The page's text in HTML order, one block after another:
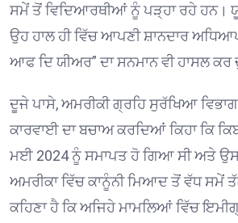
ਸਮੇਂ ਤੋਂ ਵਿਦਿਆਰਥੀਆਂ ਨੂੰ ਪੜ੍ਹਾ ਰਹੇ ਹਨ।
ਉਹ ਹਾਲ ਹੀ ਵਿੱਚ ਆਪਣੀ ਸ਼ਾਨਦਾਰ
ਆਫ ਦਿ ਯੀਅਰ” ਦਾ ਸਨਮਾਨ ਵੀ ਹਾਸਲ ਕਰ
ਦੂਜੇ ਪਾਸੇ, ਅਮਰੀਕੀ ਗ੍ਰਹਿ ਸੁਰੱਖਿਆ
ਕਾਰਵਾਈ ਦਾ ਬਚਾਅ ਕਰਦਿਆਂ ਕਿਹਾ ਕਿ
ਮਈ 2024 ਨੂੰ ਸਮਾਪਤ ਹੋ ਗਿਆ ਸੀ ਅਤੇ
ਅਮਰੀਕਾ ਵਿੱਚ ਕਾਨੂੰਨੀ ਮਿਆਦ ਤੋਂ ਵੱਧ ਸਮੇਂ
ਕਹਿਣਾ ਹੈ ਕਿ ਅਜਿਹੇ ਮਾਮਲਿਆਂ ਵਿੱਚ